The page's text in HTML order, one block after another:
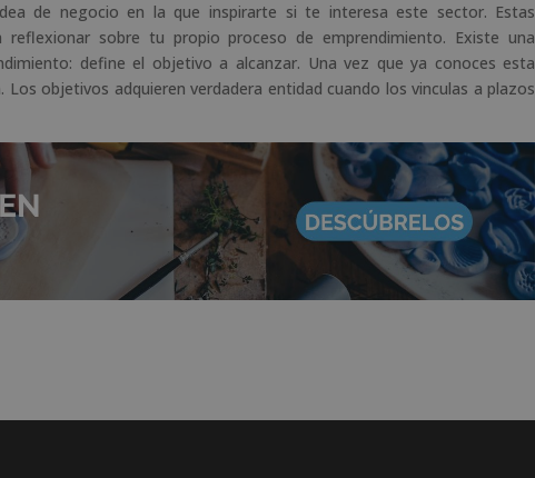
de negocio en la que inspirarte si te interesa este sector. Estas
reflexionar sobre tu propio proceso de emprendimiento. Existe una
define el objetivo a alcanzar. Una vez que ya conoces esta
objetivos adquieren verdadera entidad cuando los vinculas a plazos